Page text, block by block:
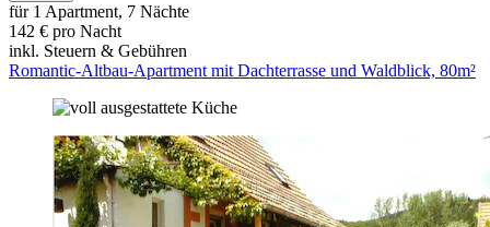
für 1 Apartment, 7 Nächte
142 € pro Nacht
inkl. Steuern & Gebühren
Romantic-Altbau-Apartment mit Dachterrasse und Waldblick, 80m²